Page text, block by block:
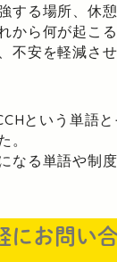
する場所、休
から何が起こ
不安を軽減さ
という単語
。
なる単語や制
にお問い